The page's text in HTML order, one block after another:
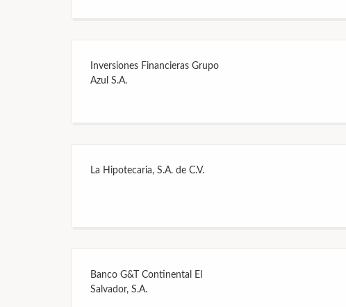
Inversiones Financieras Grupo
Azul S.A.
La Hipotecaria, S.A. de C.V.
Banco G&T Continental El
Salvador, S.A.